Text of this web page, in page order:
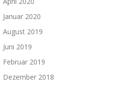
Januar 2020
August 2019
Juni 2019
Februar 2019
Dezember 2018